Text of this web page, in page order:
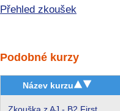
Přehled zkoušek
Podobné kurzy
Název kurzu